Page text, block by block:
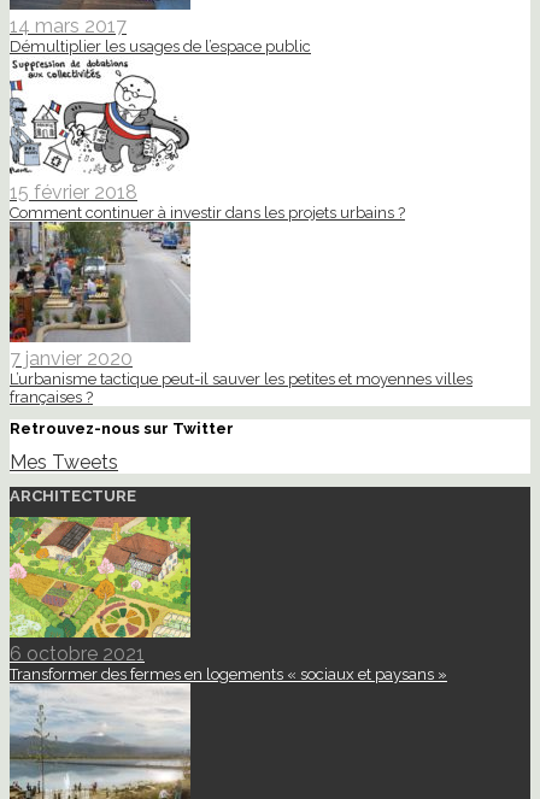
14 mars 2017
Démultiplier les usages de l’espace public
15 février 2018
Comment continuer à investir dans les projets urbains ?
7 janvier 2020
L’urbanisme tactique peut-il sauver les petites et moyennes villes
françaises ?
Retrouvez-nous sur Twitter
Mes Tweets
ARCHITECTURE
6 octobre 2021
Transformer des fermes en logements « sociaux et paysans »